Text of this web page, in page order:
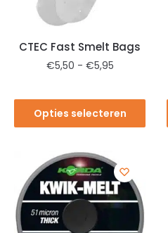
CTEC Fast Smelt Bags
€5,50 - €5,95
Opties selecteren